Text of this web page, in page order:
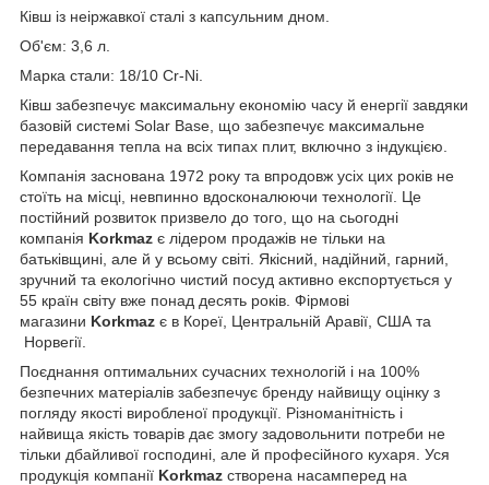
Ківш із неіржавкої сталі з капсульним дном.
Об'єм: 3,6 л.
Марка стали: 18/10 Cr-Ni.
Ківш забезпечує максимальну економію часу й енергії завдяки
базовій системі Solar Base, що забезпечує максимальне
передавання тепла на всіх типах плит, включно з індукцією.
Компанія заснована 1972 року та впродовж усіх цих років не
стоїть на місці, невпинно вдосконалюючи технології. Це
постійний розвиток призвело до того, що на сьогодні
компанія Korkmaz є лідером продажів не тільки на
батьківщині, але й у всьому світі. Якісний, надійний, гарний,
зручний та екологічно чистий посуд активно експортується у
55 країн світу вже понад десять років. Фірмові
магазини Korkmaz є в Кореї, Центральній Аравії, США та
Норвегії.
Поєднання оптимальних сучасних технологій і на 100%
безпечних матеріалів забезпечує бренду найвищу оцінку з
погляду якості виробленої продукції. Різноманітність і
найвища якість товарів дає змогу задовольнити потреби не
тільки дбайливої господині, але й професійного кухаря. Уся
продукція компанії Korkmaz створена насамперед на